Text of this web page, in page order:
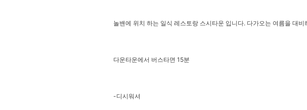
놀밴에 위치 하는 일식 레스토랑 스시타운 입니다. 다가오는 여름을 대비
다운타운에서 버스타면 15분
-디시워셔